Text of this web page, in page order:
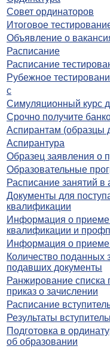
Совет ординаторов
Итоговое
Объявление о
Расписание
Расписание
Рубежное
с
Симуляционный курс
Срочно получите
Аспирантам (образцы
Аспирантура
Образец заявления о
Образовательные
Расписание занятий в
Документы для
квалификации
Информация о
квалификации и
Информация о приеме
Количество поданных
подавших документы
Ранжирование списка
приказ о зачислении
Расписание
Результаты
Подготовка в
об образовании